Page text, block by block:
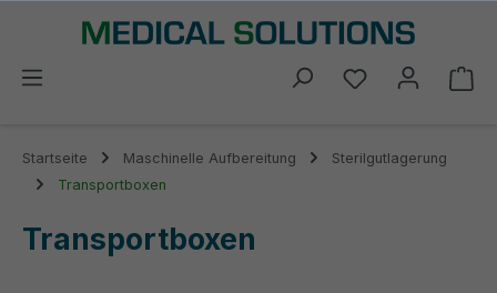
springen
Du hast 0
Startseite Maschinelle Aufbereitung
Sterilgutlagerung
Transportboxen
Transportboxen